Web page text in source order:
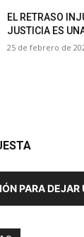
EL RETRASO
JUSTICIA ES
25 de febrero de
PARA